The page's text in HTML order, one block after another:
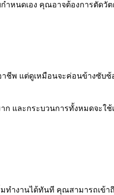
หนดเอง คุณอาจต้องการตัด
าชีพ แต่ดูเหมือนจะค่อนข้าง
และกระบวนการทั้งหมดจะใช้
ำงานได้ทันที คุณสามารถเข้า